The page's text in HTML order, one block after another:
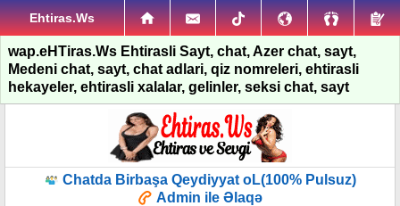
Ehtiras.Ws
wap.eHTiras.Ws Ehtirasli Sayt, chat, Azer chat, sayt,
Medeni chat, sayt, chat adlari, qiz nomreleri, ehtirasli
hekayeler, ehtirasli xalalar, gelinler, seksi chat, sayt
Chatda Birbaşa Qeydiyyat oL(100% Pulsuz)
Admin ile Əlaqə